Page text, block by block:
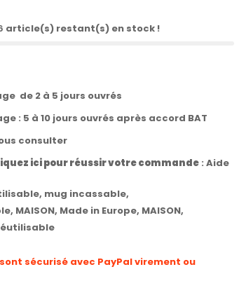
article(s) restant(s) en stock !
de 2 à 5 jours ouvrés
: 5 à 10 jours ouvrés après accord BAT
consulter
ici pour réussir votre commande: Aide
, mug incassable,
, MAISON, Made in Europe, MAISON,
sécurisé avec PayPal virement ou